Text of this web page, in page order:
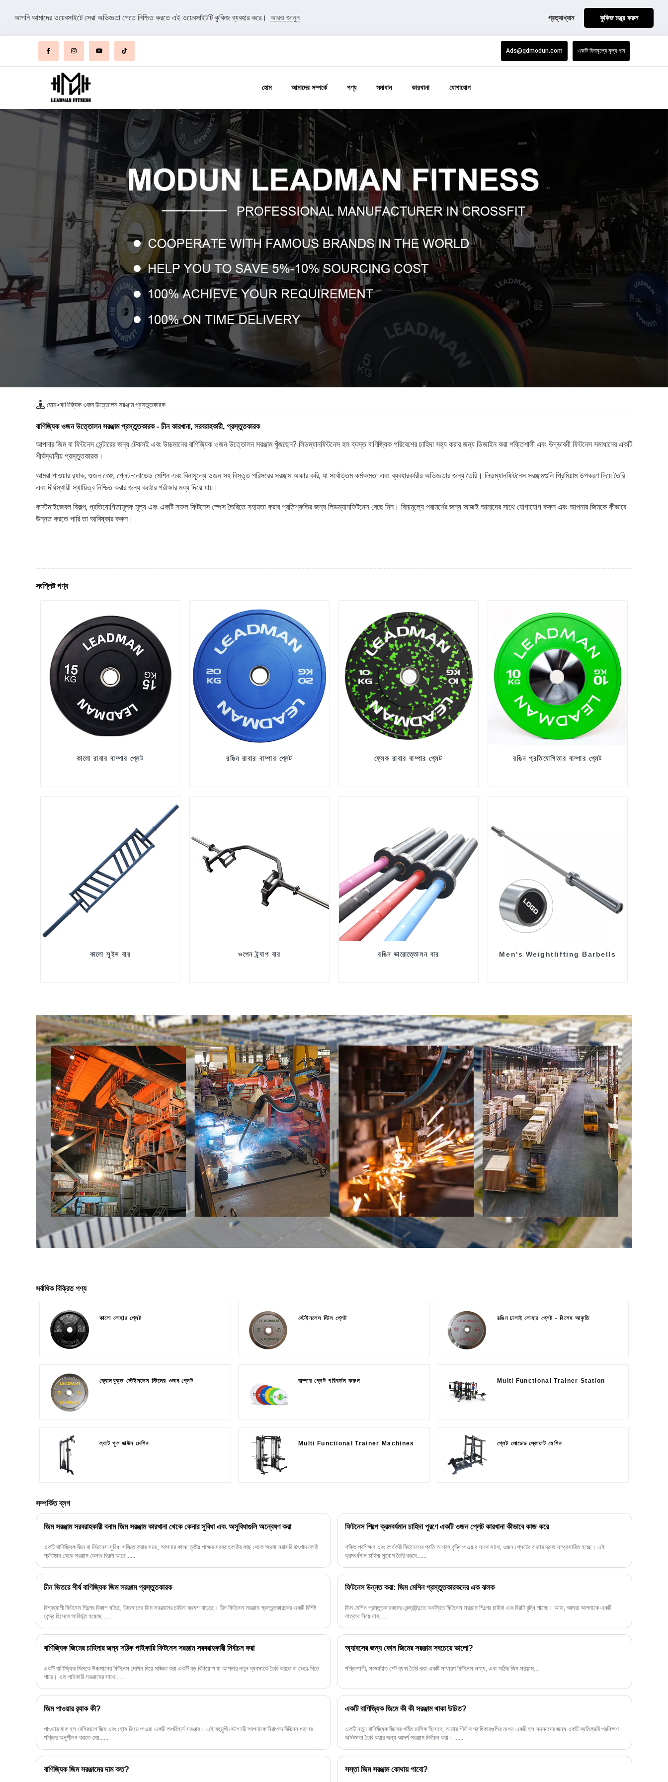
আপনি আমাদের ওয়েবসাইটে সেরা অভিজ্ঞতা পেতে নিশ্চিত করতে এই ওয়েবসাইটটি কুকিজ ব্যবহার করে। আরও জানুন প্রত্যাখ্যান কুকিজ মঞ্জুর করুন
Ads@qdmodun.com একটি বিনামূল্যে মূল্য পান
হোম আমাদের সম্পর্কে পণ্য সমাধান কারখানা যোগাযোগ
হোম>বাণিজ্যিক ওজন উত্তোলন সরঞ্জাম প্রস্তুতকারক
বাণিজ্যিক ওজন উত্তোলন সরঞ্জাম প্রস্তুতকারক - চীন কারখানা, সরবরাহকারী, প্রস্তুতকারক
আপনার জিম বা ফিটনেস সেন্টারের জন্য টেকসই এবং উচ্চমানের বাণিজ্যিক ওজন উত্তোলন সরঞ্জাম খুঁজছেন? লিডম্যানফিটনেস হল ব্যস্ত বাণিজ্যিক পরিবেশের চাহিদা সহ্য করার জন্য ডিজাইন করা শক্তিশালী এবং উদ্ভাবনী ফিটনেস সমাধানের একটি
শীর্ষস্থানীয় প্রস্তুতকারক।
আমরা পাওয়ার র‍্যাক, ওজন বেঞ্চ, প্লেট-লোডেড মেশিন এবং বিনামূল্যে ওজন সহ বিস্তৃত পরিসরের সরঞ্জাম অফার করি, যা সর্বোত্তম কর্মক্ষমতা এবং ব্যবহারকারীর অভিজ্ঞতার জন্য তৈরি। লিডম্যানফিটনেস সরঞ্জামগুলি প্রিমিয়াম উপকরণ দিয়ে তৈরি
এবং দীর্ঘস্থায়ী স্থায়িত্ব নিশ্চিত করার জন্য কঠোর পরীক্ষার মধ্য দিয়ে যায়।
কাস্টমাইজেবল বিকল্প, প্রতিযোগিতামূলক মূল্য এবং একটি সফল ফিটনেস স্পেস তৈরিতে সহায়তা করার প্রতিশ্রুতির জন্য লিডম্যানফিটনেস বেছে নিন। বিনামূল্যে পরামর্শের জন্য আজই আমাদের সাথে যোগাযোগ করুন এবং আপনার জিমকে কীভাবে
উন্নত করতে পারি তা আবিষ্কার করুন।
সংশ্লিষ্ট পণ্য
কালো রাবার বাম্পার প্লেট রঙিন রাবার বাম্পার প্লেট ফ্লেক রাবার বাম্পার প্লেট রঙিন প্রতিযোগিতার বাম্পার প্লেট
কালো সুইস বার ওপেন ট্র্যাপ বার রঙিন ভারোত্তোলন বার Men's Weightlifting Barbells
সর্বাধিক বিক্রিত পণ্য
কালো লোহার প্লেট স্টেইনলেস স্টিল প্লেট রঙিন ঢালাই লোহার প্লেট - বিশেষ আকৃতি
ক্রোমযুক্ত স্টেইনলেস স্টিলের ওজন প্লেট বাম্পার প্লেট পরিবর্তন করুন Multi Functional Trainer Station
ল্যাট পুল ডাউন মেশিন Multi Functional Trainer Machines প্লেট লোডেড স্কোয়াট মেশিন
সম্পর্কিত ব্লগ
জিম সরঞ্জাম সরবরাহকারী বনাম জিম সরঞ্জাম কারখানা থেকে কেনার সুবিধা এবং অসুবিধাগুলি অন্বেষণ করা
একটি বাণিজ্যিক জিম বা ফিটনেস সুবিধা সজ্জিত করার সময়, আপনার কাছে তৃতীয় পক্ষের সরবরাহকারীর কাছ থেকে অথবা সরাসরি উৎপাদনকারী
প্রতিষ্ঠান থেকে সরঞ্জাম কেনার বিকল্প আছে......
ফিটনেস শিল্পে ক্রমবর্ধমান চাহিদা পূরণে একটি ওজন প্লেট কারখানা কীভাবে কাজ করে
শক্তি প্রশিক্ষণ এবং কার্যকরী ফিটনেসের প্রতি আগ্রহ বৃদ্ধি পাওয়ার সাথে সাথে, ওজন প্লেটের বাজার দ্রুত সম্প্রসারিত হচ্ছে। এই
ক্রমবর্ধমান চাহিদা সুযোগ তৈরি করছে......
চীন ভিতরে শীর্ষ বাণিজ্যিক জিম সরঞ্জাম প্রস্তুতকারক
বিশ্বব্যাপী ফিটনেস শিল্পের বিকাশ ঘটছে, উচ্চমানের জিম সরঞ্জামের চাহিদা ক্রমশ বাড়ছে। চীন ফিটনেস সরঞ্জাম প্রস্তুতকারকের একটি বিশিষ্ট
কেন্দ্র হিসেবে আবির্ভূত হয়েছে......
ফিটনেস উন্নত করা: জিম মেশিন প্রস্তুতকারকদের এক ঝলক
জিম মেশিন প্রস্তুতকারকদের কেন্দ্রবিন্দুতে অবস্থিত ফিটনেস সরঞ্জাম শিল্পের চাহিদা এক বিরাট বৃদ্ধি পাচ্ছে। আজ, আমরা আপনাকে একটি
যাত্রায় নিয়ে যাব......
বাণিজ্যিক জিমের চাহিদার জন্য সঠিক পাইকারি ফিটনেস সরঞ্জাম সরবরাহকারী নির্বাচন করা
একটি বাণিজ্যিক জিমকে উচ্চমানের ফিটনেস মেশিন দিয়ে সজ্জিত করা একটি বড় বিনিয়োগ যা আপনার নতুন ব্যবসাকে তৈরি করতে বা ভেঙে দিতে
পারে। এত পাইকারি সরঞ্জামের সাথে......
অ্যাবসের জন্য কোন জিমের সরঞ্জাম সবচেয়ে ভালো?
শক্তিশালী, সংজ্ঞায়িত পেট ব্যথা তৈরি করা একটি সাধারণ ফিটনেস লক্ষ্য, এবং সঠিক জিম সরঞ্জাম...
জিম পাওয়ার র‍্যাক কী?
পাওয়ার র্যাক হল বেশিরভাগ জিম এবং হোম জিমে পাওয়া একটি অপরিহার্য সরঞ্জাম। এই বহুমুখী স্টেশনটি আপনাকে নিরাপদে বিভিন্ন ধরণের
শক্তির অনুশীলন করতে দেয়......
একটি বাণিজ্যিক জিমে কী কী সরঞ্জাম থাকা উচিত?
একটি নতুন বাণিজ্যিক জিমের গর্বিত মালিক হিসেবে, আমার শীর্ষ অগ্রাধিকারগুলির মধ্যে একটি হল সদস্যদের জন্য একটি ব্যতিক্রমী প্রশিক্ষণ
অভিজ্ঞতা তৈরি করার জন্য আদর্শ সরঞ্জাম নির্বাচন করা। ......
বাণিজ্যিক জিম সরঞ্জামের দাম কত? সস্তা জিম সরঞ্জাম কোথায় পাবো?